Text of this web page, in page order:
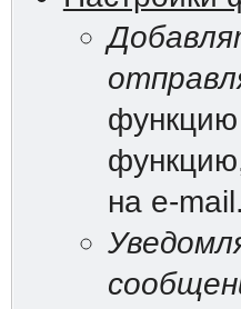
функцию
на e-mail.